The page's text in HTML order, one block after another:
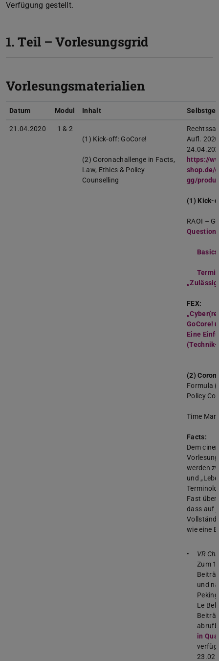
Verfügung gestellt.
1. Teil – Vorlesungsgrid
Vorlesungsmaterialien
Datum Modul Inhalt
21.04.2020
1 & 2
(1) Kick-off: GoCore!
(2) Coronachallenge in Facts,
Law, Ethics & Policy
Counselling
Aufl.
https://
shop.de/
gg/
(1) Kick-
RAOI –
Basics
FEX:
GoCore!
Eine
(Technik-
(2)
Formula (
Policy
Time
Facts:
Dem
werden
und
Fast
dass auf
wie eine
VR
Zum
und
Le
in